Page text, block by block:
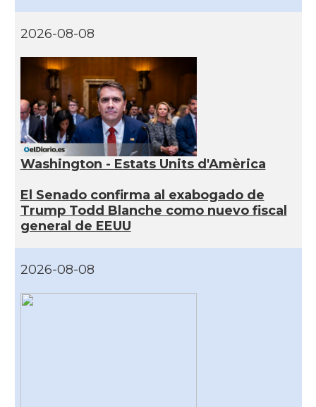
2026-08-08
Washington - Estats Units d'Amèrica
El Senado confirma al exabogado de
Trump Todd Blanche como nuevo fiscal
general de EEUU
2026-08-08